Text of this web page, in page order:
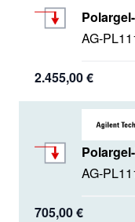
AG-
2.455,00 €
AG-
705,00 €